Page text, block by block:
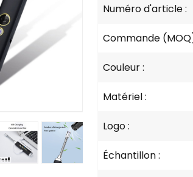
Numéro d'article :
Commande
Couleur :
Matériel :
Logo :
Échantillon :